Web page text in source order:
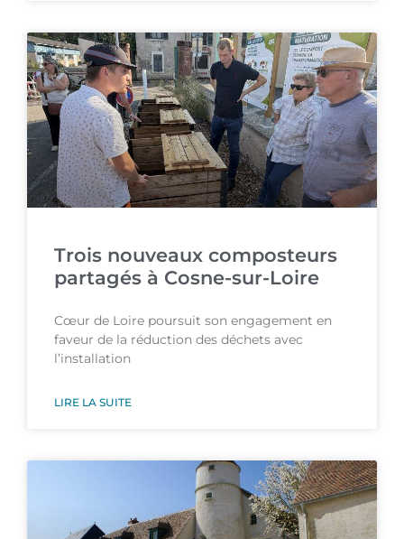
Trois nouveaux composteurs
partagés à Cosne-sur-Loire
Cœur de Loire poursuit son engagement en
faveur de la réduction des déchets avec
l’installation
LIRE LA SUITE